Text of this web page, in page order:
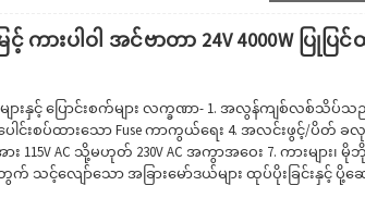
ကားပါဝါ အင်ဗာတာ 24V 4000W ပြုပြင်
ာတာများနှင့် ပြောင်းစက်များ လက္ခဏာ- 1. အလွန်ကျစ်လစ်သိ
င်းစပ်ထားသော Fuse ကာကွယ်ရေး 4. အလင်းဖွင့်/ပိတ် ခလုတ်
AC သို့မဟုတ် 230V AC အကွာအဝေး 7. ကားများ၊ မို
တွက် သင့်လျော်သော အခြားမော်ဒယ်များ ထုပ်ပိုးခြင်းနှင့် ပို့ဆေ